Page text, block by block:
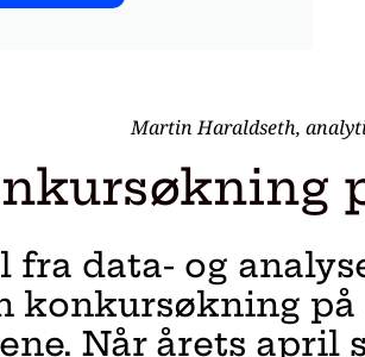
Martin Haraldseth,
fra data- og
konkursøkning på
Når årets april